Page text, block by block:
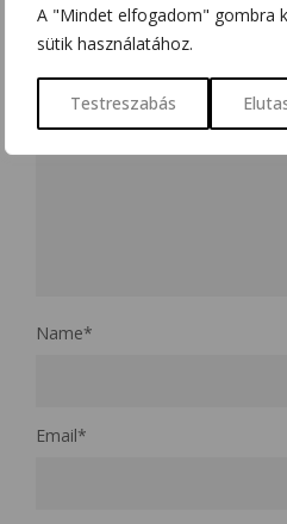
A "Mindet elfogadom" gombra
sütik használatához.
Testreszabás
karakterrel jelöltük
Name*
Email*